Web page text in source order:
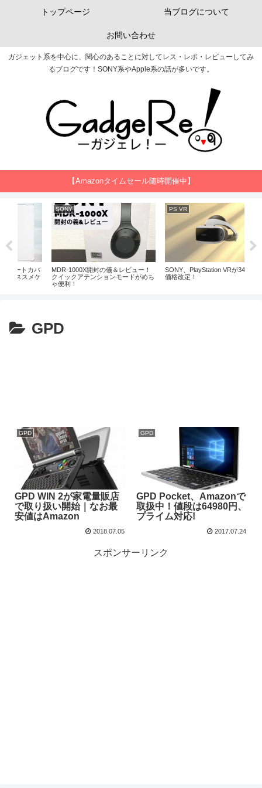
ガジェット系を中心に、関心のあることに対してレス・レポ・レビューしてみ
るブログです！SONY系やApple系の話が多いです。
トップページ 当ブログについて
お問い合わせ
【Amazonタイムセール随時開催中】
儀＆レビュー！
ョンモードがめち
PS VR
SONY、PlayStation VRが34980円に
価格改定！
SONY
Wena Wrist activeを使って
事｜Apple Watchと組み合
GPD
GPD
GPD WIN 2が家電量販店
で取り扱い開始｜なお最
安値はAmazon
2018.07.05
GPD
GPD Pocket、Amazonで
取扱中！値段は64980円、
プライム対応!
2017.07.24
スポンサーリンク